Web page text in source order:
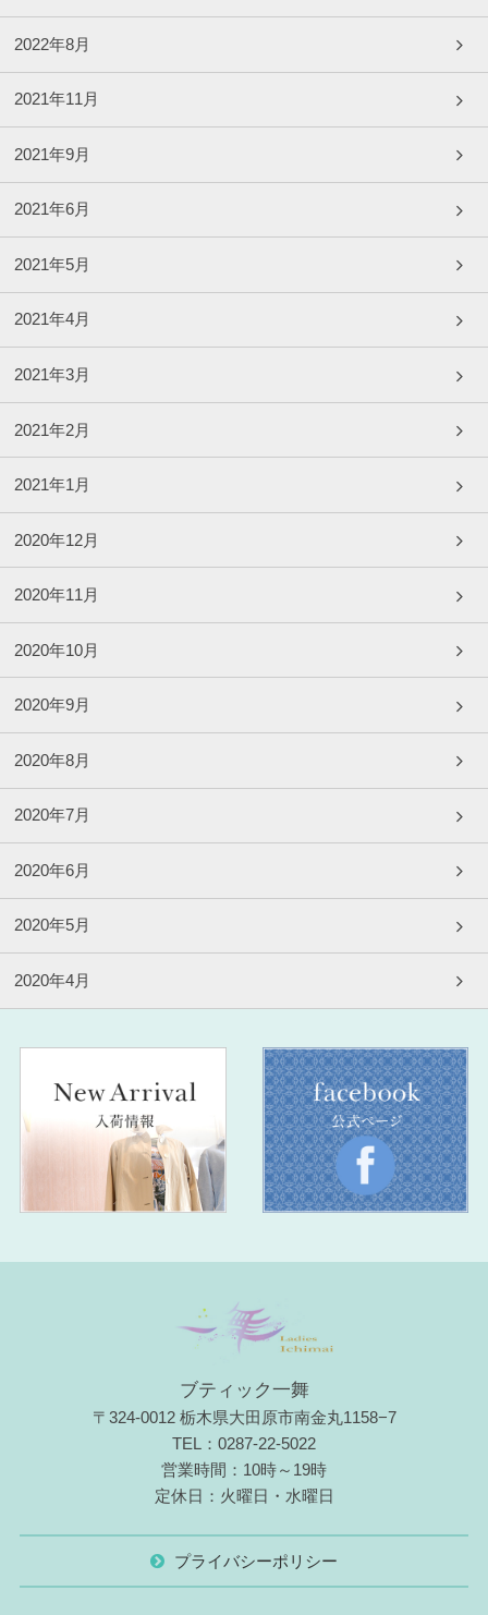
2022年8月
2021年11月
2021年9月
2021年6月
2021年5月
2021年4月
2021年3月
2021年2月
2021年1月
2020年12月
2020年11月
2020年10月
2020年9月
2020年8月
2020年7月
2020年6月
2020年5月
2020年4月
ブティック一舞
〒324-0012 栃木県大田原市南金丸1158−7
TEL：0287-22-5022
営業時間：10時～19時
定休日：火曜日・水曜日
プライバシーポリシー